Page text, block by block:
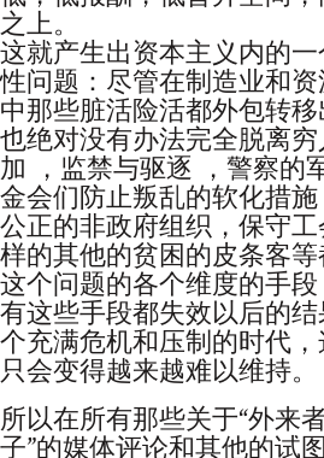
之上。
这就产生出资本主义内的
性问题：尽管在制造业和
中那些脏活险活都外包转
也绝对没有办法完全脱离
加 ，监禁与驱逐 ，警察的
金会们防止叛乱的软化措
公正的非政府组织，保守
样的其他的贫困的皮条客
这个问题的各个维度的手
有这些手段都失效以后的
个充满危机和压制的时代
只会变得越来越难以维持。
所以在所有那些关于“外来